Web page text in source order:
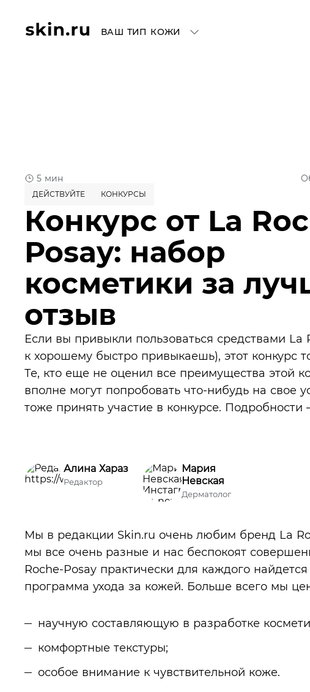
ВАШ ТИП КОЖИ
5 мин
ДЕЙСТВУЙТЕ КОНКУРСЫ
Конкурс от La
Posay: набор
косметики за
отзыв
Если вы привыкли пользоваться средствами La
к хорошему быстро привыкаешь), этот конкурс
Те, кто еще не оценил все преимущества этой
вполне могут попробовать что-нибудь на свое
тоже принять участие в конкурсе.
Алина Хараз
Редактор
Мария
Невская
Дерматолог
Мы в редакции Skin.ru очень любим бренд La
мы все очень разные и нас беспокоят
Roche-Posay практически для каждого
программа ухода за кожей. Больше всего мы
научную составляющую в разработке
комфортные текстуры;
особое внимание к чувствительной коже.